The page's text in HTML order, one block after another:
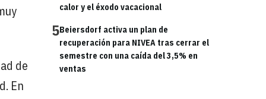
calor y el éxodo vacacional
5Beiersdorf activa un plan de
recuperación para NIVEA tras cerrar el
semestre con una caída del 3,5% en
ventas
de
En